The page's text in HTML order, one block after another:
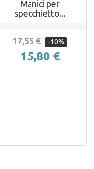
Manici per
specchietto...
17,55 € -10%
15,80 €